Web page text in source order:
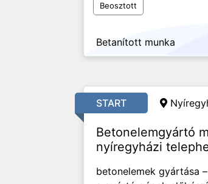
Beosztott
Betanított munka
START
Betonelemgyártó
nyíregyházi
betonelemek gyártása